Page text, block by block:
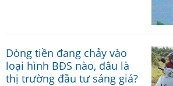
Dòng tiền đang chảy vào
loại hình BĐS nào, đâu là
thị trường đầu tư sáng giá?